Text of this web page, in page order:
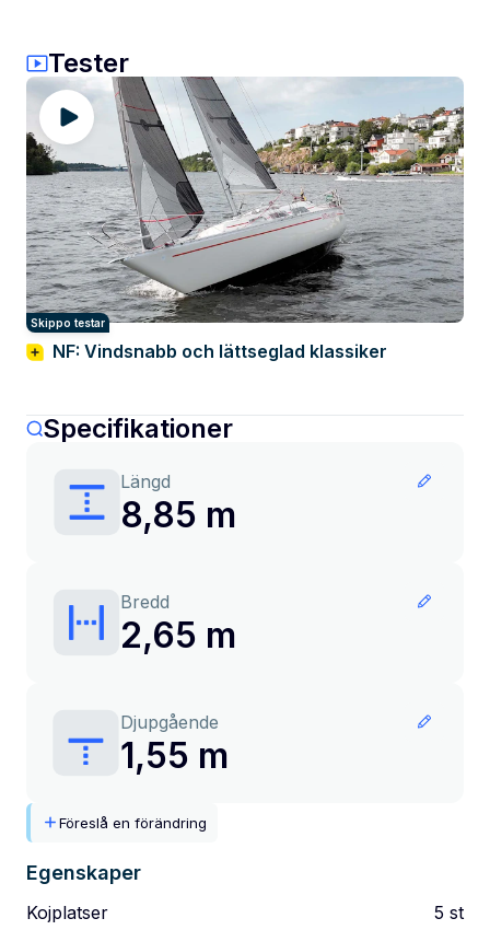
Tester
Skippo testar
NF: Vindsnabb och lättseglad klassiker
Specifikationer
Längd
8,85 m
Bredd
2,65 m
Djupgående
1,55 m
Föreslå en förändring
Egenskaper
Kojplatser 5 st